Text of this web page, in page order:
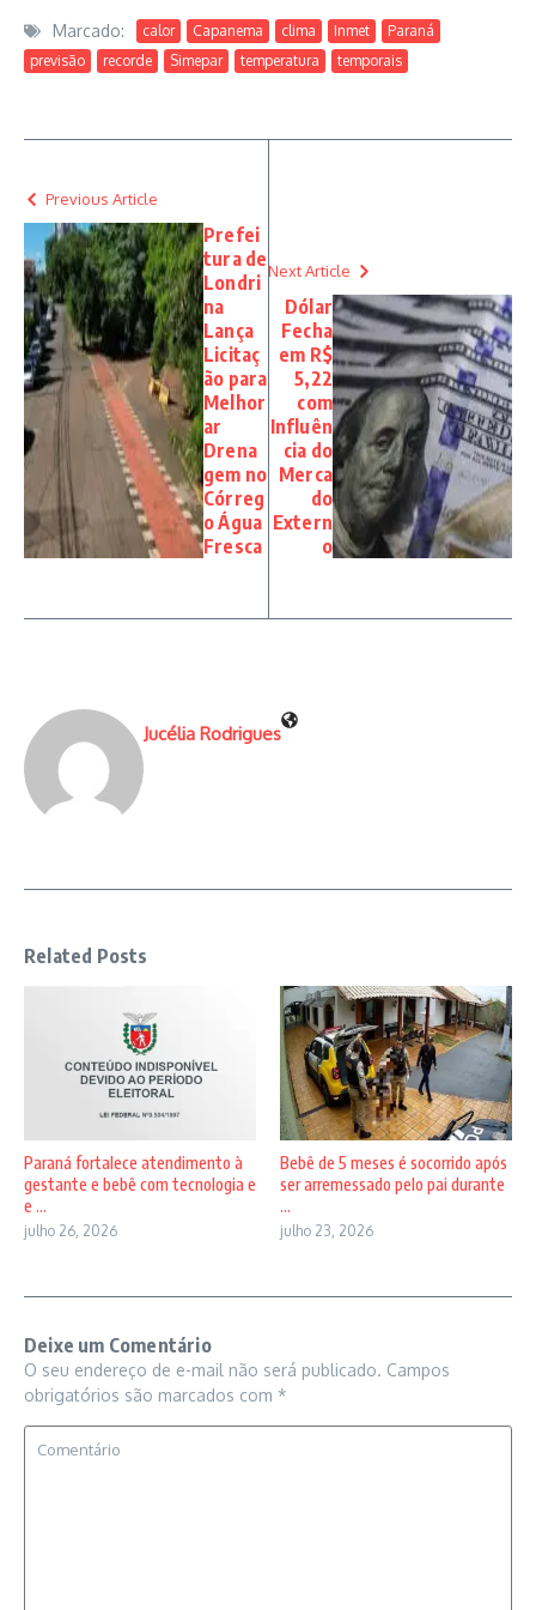
Marcado: calor Capanema clima Inmet
Paraná
previsão
recorde Simepar temperatura temporais
Previous Article
Prefei
tura de
Londri
na
Lança
Licitaç
ão para
Melhor
ar
Drena
gem no
Córreg
o Água
Fresca
Next Article
Dólar
Fecha
em R$
5,22
com
Influên
cia do
Merca
do
Extern
o
Jucélia Rodrigues
Related Posts
Paraná fortalece atendimento à
gestante e bebê com tecnologia e
e ...
julho 26, 2026
Bebê de 5 meses é socorrido após
ser arremessado pelo pai durante
...
julho 23, 2026
Deixe um Comentário
O seu endereço de e-mail não será publicado. Campos
obrigatórios são marcados com *